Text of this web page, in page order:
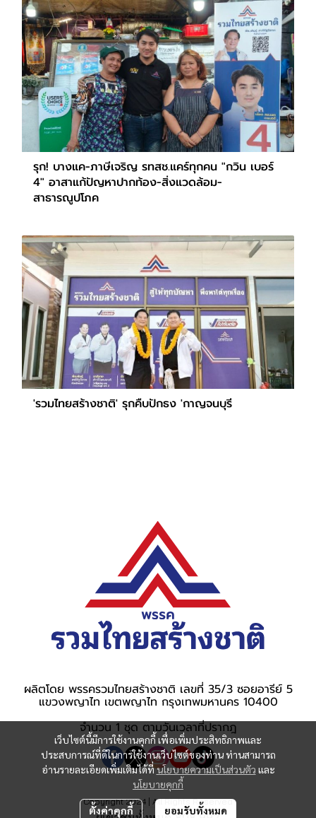
รุก! บางแค-ภาษีเจริญ รทสช.แคร์ทุกคน "กวิน เบอร์
4" อาสาแก้ปัญหาปากท้อง-สิ่งแวดล้อม-
สาธารณูปโภค
'รวมไทยสร้างชาติ' รุกคืบปักธง 'กาญจนบุรี
เว็บไซต์นี้มีการใช้งานคุกกี้ เพื่อเพิ่มประสิทธิภาพและ
ประสบการณ์ที่ดีในการใช้งานเว็บไซต์ของท่าน ท่านสามารถ
อ่านรายละเอียดเพิ่มเติมได้ที่นโยบายความเป็นส่วนตัว และ
นโยบายคุกกี้
ตั้งค่าคุกกี้ ยอมรับทั้งหมด
ผลิตโดย พรรครวมไทยสร้างชาติ เลขที่ 35/3 ซอยอารีย์ 5
แขวงพญาไท เขตพญาไท กรุงเทพมหานคร 10400
จำนวน 1 ชุด ตามวันเวลาที่ปรากฎ
Copyright 2024 | All Rights Reserved